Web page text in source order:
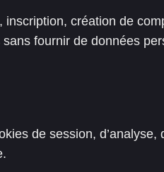
création de
fournir de données
de session,